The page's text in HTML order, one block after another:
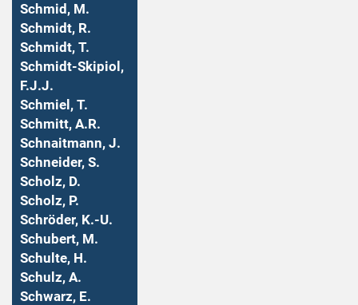
Schmid, M.
Schmidt, R.
Schmidt, T.
Schmidt-Skipiol,
F.J.J.
Schmiel, T.
Schmitt, A.R.
Schnaitmann, J.
Schneider, S.
Scholz, D.
Scholz, P.
Schröder, K.-U.
Schubert, M.
Schulte, H.
Schulz, A.
Schwarz, E.